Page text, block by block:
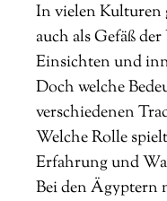
In vielen Kulturen
auch als Gefäß
Einsichten und
Doch welche
verschiedenen
Welche Rolle
Erfahrung und
Bei den Ägyptern